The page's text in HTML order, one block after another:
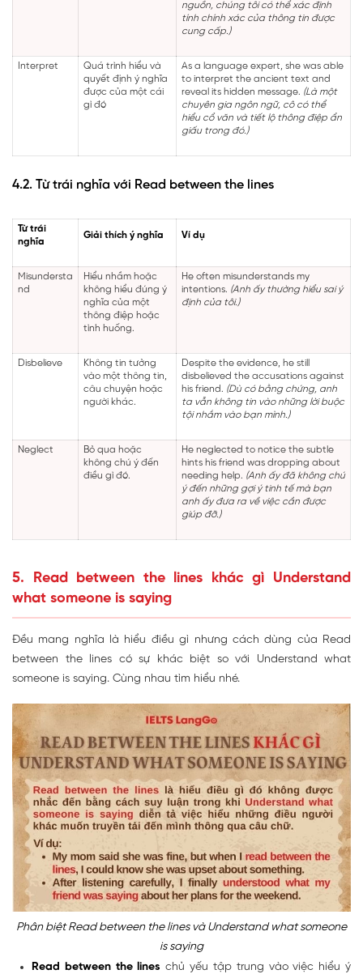
nguồn, chúng tôi có thể xác định
tính chính xác của thông tin được
cung cấp.)
Interpret
Quá trình hiểu và
quyết định ý nghĩa
được của một cái
gì đó
As a language expert, she was able
to interpret the ancient text and
reveal its hidden message. (Là một
chuyên gia ngôn ngữ, cô có thể
hiểu cổ văn và tiết lộ thông điệp ẩn
giấu trong đó.)
4.2. Từ trái nghĩa với Read between the lines
Từ trái
nghĩa
Giải thích ý nghĩa Ví dụ
Misundersta
nd
Hiểu nhầm hoặc
không hiểu đúng ý
nghĩa của một
thông điệp hoặc
tình huống.
He often misunderstands my
intentions. (Anh ấy thường hiểu sai ý
định của tôi.)
Disbelieve
Không tin tưởng
vào một thông tin,
câu chuyện hoặc
người khác.
Despite the evidence, he still
disbelieved the accusations against
his friend. (Dù có bằng chứng, anh
ta vẫn không tin vào những lời buộc
tội nhắm vào bạn mình.)
Neglect
Bỏ qua hoặc
không chú ý đến
điều gì đó.
He neglected to notice the subtle
hints his friend was dropping about
needing help. (Anh ấy đã không chú
ý đến những gợi ý tinh tế mà bạn
anh ấy đưa ra về việc cần được
giúp đỡ.)
5. Read between the lines khác gì Understand
what someone is saying
Đều mang nghĩa là hiểu điều gì nhưng cách dùng của Read
between the lines có sự khác biệt so với Understand what
someone is saying. Cùng nhau tìm hiểu nhé.
Phân biệt Read between the lines và Understand what someone
is saying
Read between the lineschủ yếu tập trung vào việc hiểu ý